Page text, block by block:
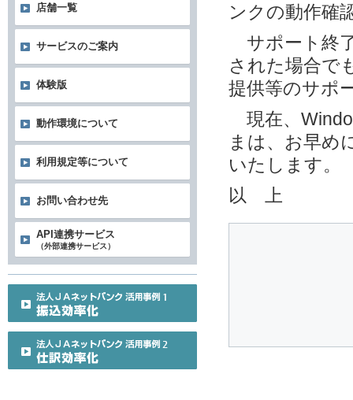
ンクの動作確
サポート終
された場合で
提供等のサポ
現在、
まは、お早め
いたします。
以 上
店舗一覧
サービスのご案内
体験版
動作環境について
利用規定等について
お問い合わせ先
API連携サービス
（外部連携サービス）